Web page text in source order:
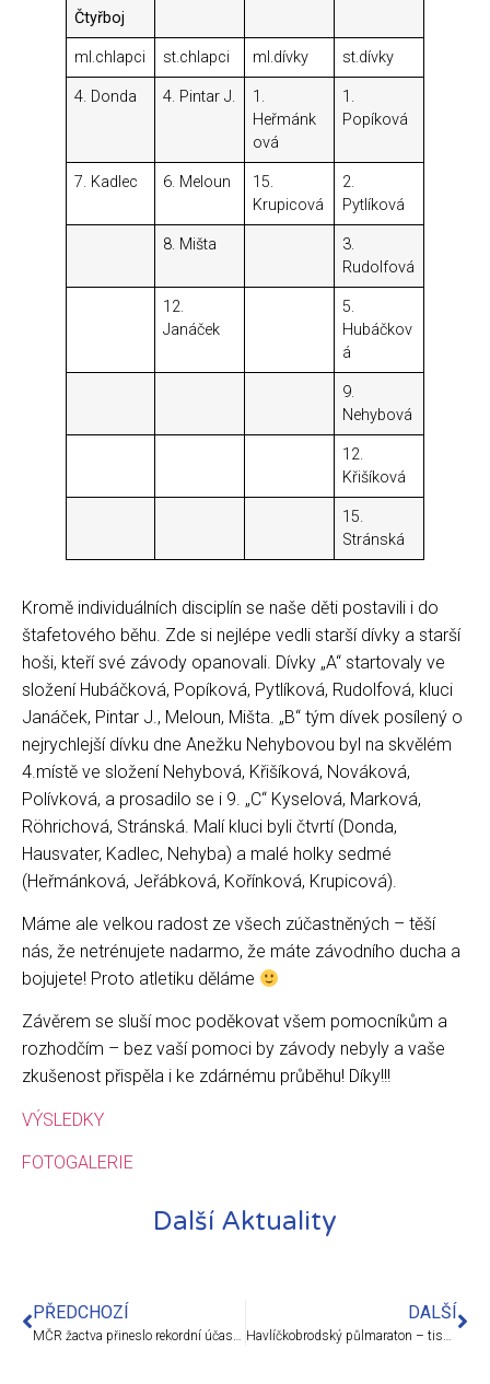
Čtyřboj
ml.chlapci st.chlapci ml.dívky st.dívky
4. Donda 4. Pintar J.
1.
Heřmánk
ová
1.
Popíková
7. Kadlec 6. Meloun
15.
Krupicová
2.
Pytlíková
8. Mišta
3.
Rudolfová
12.
Janáček
5.
Hubáčkov
á
9.
Nehybová
12.
Křišíková
15.
Stránská
Kromě individuálních disciplín se naše děti postavili i do
štafetového běhu. Zde si nejlépe vedli starší dívky a starší
hoši, kteří své závody opanovali. Dívky „A“ startovaly ve
složení Hubáčková, Popíková, Pytlíková, Rudolfová, kluci
Janáček, Pintar J., Meloun, Mišta. „B“ tým dívek posílený o
nejrychlejší dívku dne Anežku Nehybovou byl na skvělém
4.místě ve složení Nehybová, Křišíková, Nováková,
Polívková, a prosadilo se i 9. „C“ Kyselová, Marková,
Röhrichová, Stránská. Malí kluci byli čtvrtí (Donda,
Hausvater, Kadlec, Nehyba) a malé holky sedmé
(Heřmánková, Jeřábková, Kořínková, Krupicová).
Máme ale velkou radost ze všech zúčastněných – těší
nás, že netrénujete nadarmo, že máte závodního ducha a
bojujete! Proto atletiku děláme
Závěrem se sluší moc poděkovat všem pomocníkům a
rozhodčím – bez vaší pomoci by závody nebyly a vaše
zkušenost přispěla i ke zdárnému průběhu! Díky!!!
VÝSLEDKY
FOTOGALERIE
Další Aktuality
PŘEDCHOZÍ DALŠÍ